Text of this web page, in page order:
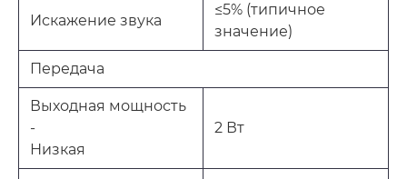
Искажение звука
≤5% (типичное
значение)
Передача
Выходная мощность
-
Низкая
2 Вт